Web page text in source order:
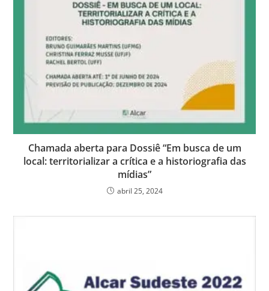
Chamada aberta para Dossiê “Em busca de um
local: territorializar a crítica e a historiografia das
mídias”
abril 25, 2024